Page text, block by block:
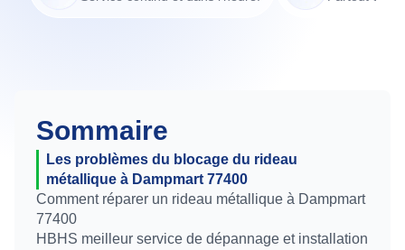
Sommaire
Les problèmes du blocage du rideau
métallique à Dampmart 77400
Comment réparer un rideau métallique à Dampmart
77400
HBHS meilleur service de dépannage et installation